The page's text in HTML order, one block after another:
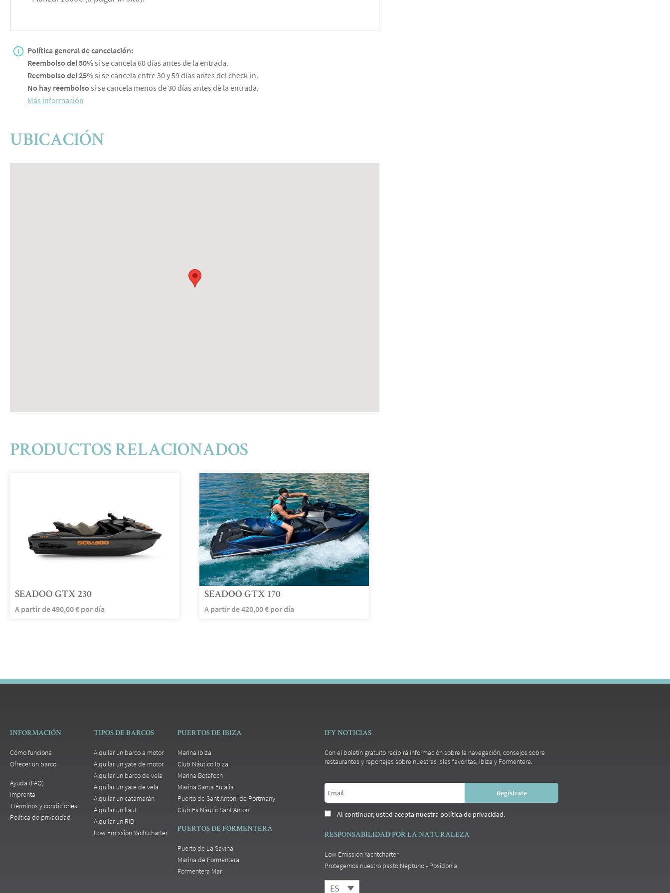
Política general de cancelación:
Reembolso del 50%si se cancela 60 días antes de la entrada.
Reembolso del 25%si se cancela entre 30 y 59 días antes del check-in.
No hay reembolso si se cancela menos de 30 días antes de la entrada.
Más información
UBICACIÓN
PRODUCTOS RELACIONADOS
SEADOO GTX 230
A partir de490,00€ por día
SEADOO GTX 170
A partir de420,00€ por día
INFORMACIÓN
Cómo funciona
Ofrecer un barco
Ayuda (FAQ)
Imprenta
Ttérminos y condiciones
Política de privacidad
TIPOS DE BARCOS
Alquilar un barco a motor
Alquilar un yate de motor
Alquilar un barco de vela
Alquilar un yate de vela
Alquilar un catamarán
Alquilar un llaüt
Alquilar un RIB
Low Emission Yachtcharter
PUERTOS DE IBIZA
Marina Ibiza
Club Náutico Ibiza
Marina Botafoch
Marina Santa Eulalia
Puerto de Sant Antoni de Portmany
Club Es Nàutic Sant Antoni
PUERTOS DE FORMENTERA
Puerto de La Savina
Marina de Formentera
Formentera Mar
IFY NOTICIAS
Con el boletín gratuito recibirá información sobre la navegación, consejos sobre
restaurantes y reportajes sobre nuestras islas favoritas, Ibiza y Formentera.
Al continuar, usted acepta nuestra política de privacidad.
RESPONSABILIDAD POR LA NATURALEZA
Low Emission Yachtcharter
Protegemos nuestro pasto Neptuno - Posidonia
ES